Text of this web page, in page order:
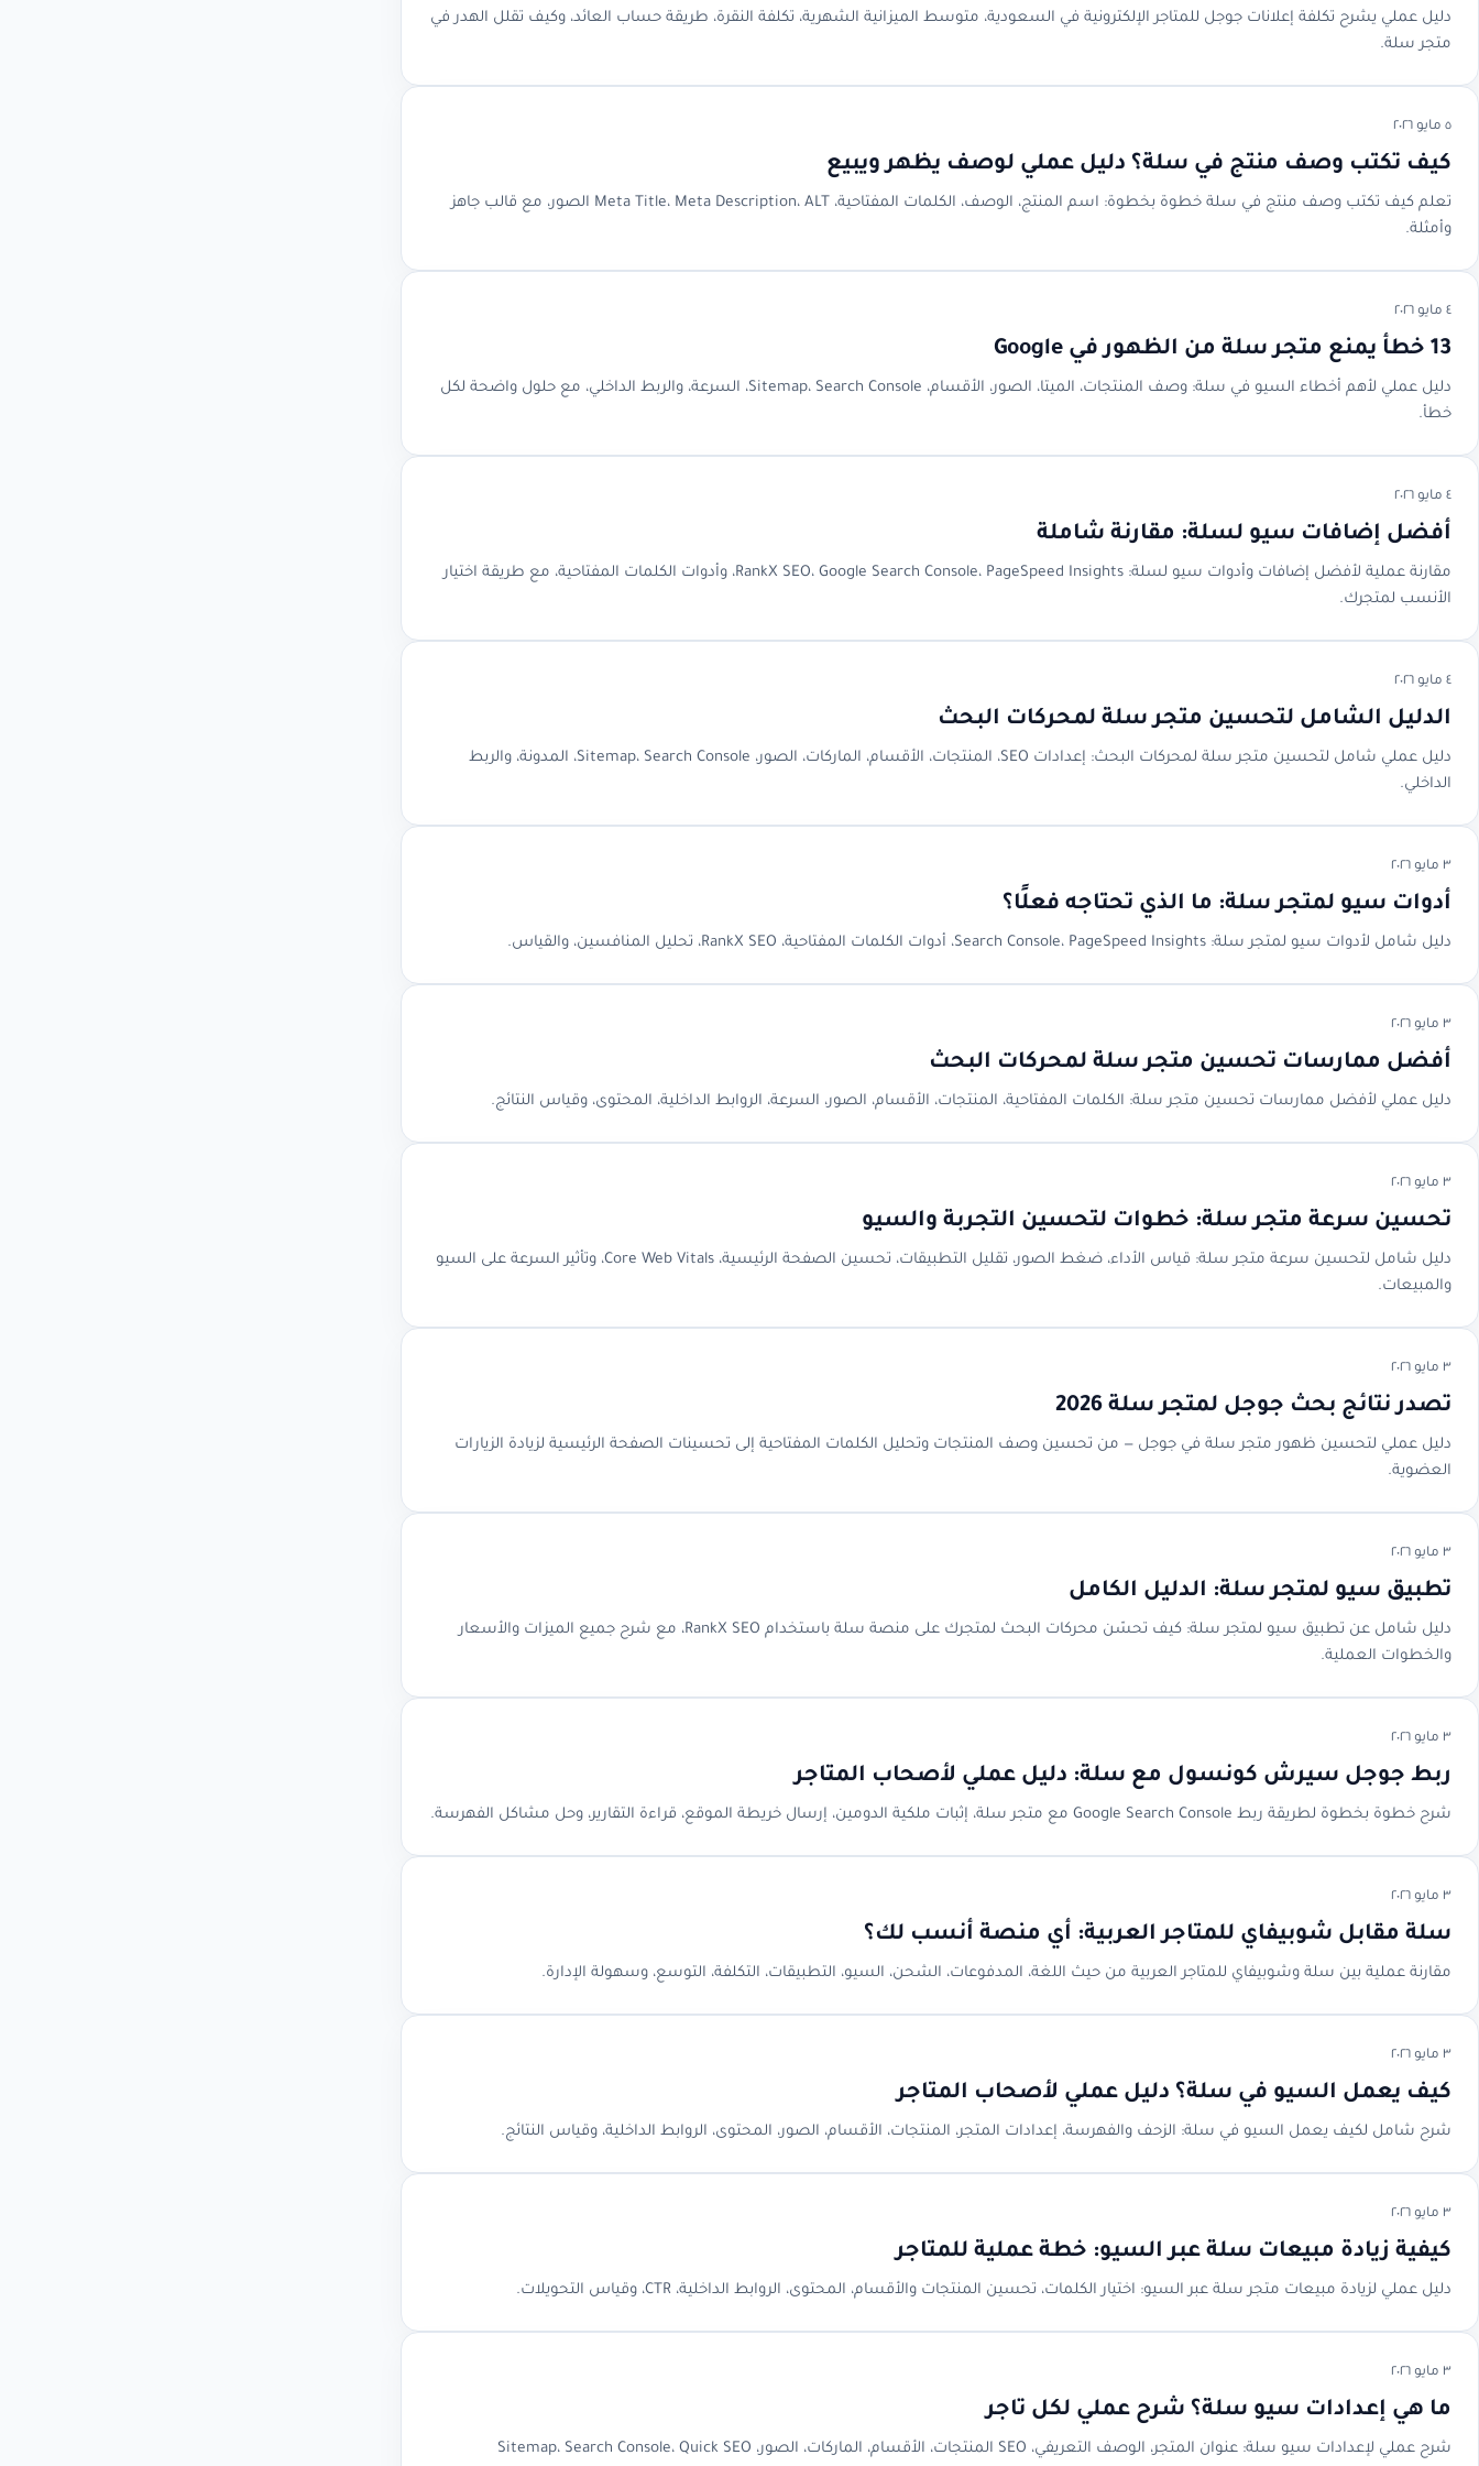
دليل عملي يشرح تكلفة إعلانات جوجل للمتاجر الإلكترونية في السعودية، متوسط الميزانية الشهرية، تكلفة النقرة، طريقة حساب العائد، وكيف تقلل الهدر في
متجر سلة.
٥ مايو ٢٠٢٦
كيف تكتب وصف منتج في سلة؟ دليل عملي لوصف يظهر ويبيع
تعلم كيف تكتب وصف منتج في سلة خطوة بخطوة: اسم المنتج، الوصف، الكلمات المفتاحية، Meta Title، Meta Description، ALT الصور، مع قالب جاهز
وأمثلة.
٤ مايو ٢٠٢٦
13 خطأ يمنع متجر سلة من الظهور في Google
دليل عملي لأهم أخطاء السيو في سلة: وصف المنتجات، الميتا، الصور، الأقسام، Sitemap، Search Console، السرعة، والربط الداخلي، مع حلول واضحة لكل
خطأ.
٤ مايو ٢٠٢٦
أفضل إضافات سيو لسلة: مقارنة شاملة
مقارنة عملية لأفضل إضافات وأدوات سيو لسلة: RankX SEO، Google Search Console، PageSpeed Insights، وأدوات الكلمات المفتاحية، مع طريقة اختيار
الأنسب لمتجرك.
٤ مايو ٢٠٢٦
الدليل الشامل لتحسين متجر سلة لمحركات البحث
دليل عملي شامل لتحسين متجر سلة لمحركات البحث: إعدادات SEO، المنتجات، الأقسام، الماركات، الصور، Sitemap، Search Console، المدونة، والربط
الداخلي.
٣ مايو ٢٠٢٦
أدوات سيو لمتجر سلة: ما الذي تحتاجه فعلًا؟
دليل شامل لأدوات سيو لمتجر سلة: Search Console، PageSpeed Insights، أدوات الكلمات المفتاحية، RankX SEO، تحليل المنافسين، والقياس.
٣ مايو ٢٠٢٦
أفضل ممارسات تحسين متجر سلة لمحركات البحث
دليل عملي لأفضل ممارسات تحسين متجر سلة: الكلمات المفتاحية، المنتجات، الأقسام، الصور، السرعة، الروابط الداخلية، المحتوى، وقياس النتائج.
٣ مايو ٢٠٢٦
تحسين سرعة متجر سلة: خطوات لتحسين التجربة والسيو
دليل شامل لتحسين سرعة متجر سلة: قياس الأداء، ضغط الصور، تقليل التطبيقات، تحسين الصفحة الرئيسية، Core Web Vitals، وتأثير السرعة على السيو
والمبيعات.
٣ مايو ٢٠٢٦
تصدر نتائج بحث جوجل لمتجر سلة 2026
دليل عملي لتحسين ظهور متجر سلة في جوجل — من تحسين وصف المنتجات وتحليل الكلمات المفتاحية إلى تحسينات الصفحة الرئيسية لزيادة الزيارات
العضوية.
٣ مايو ٢٠٢٦
تطبيق سيو لمتجر سلة: الدليل الكامل
دليل شامل عن تطبيق سيو لمتجر سلة: كيف تحسّن محركات البحث لمتجرك على منصة سلة باستخدام RankX SEO، مع شرح جميع الميزات والأسعار
والخطوات العملية.
٣ مايو ٢٠٢٦
ربط جوجل سيرش كونسول مع سلة: دليل عملي لأصحاب المتاجر
شرح خطوة بخطوة لطريقة ربط Google Search Console مع متجر سلة، إثبات ملكية الدومين، إرسال خريطة الموقع، قراءة التقارير، وحل مشاكل الفهرسة.
٣ مايو ٢٠٢٦
سلة مقابل شوبيفاي للمتاجر العربية: أي منصة أنسب لك؟
مقارنة عملية بين سلة وشوبيفاي للمتاجر العربية من حيث اللغة، المدفوعات، الشحن، السيو، التطبيقات، التكلفة، التوسع، وسهولة الإدارة.
٣ مايو ٢٠٢٦
كيف يعمل السيو في سلة؟ دليل عملي لأصحاب المتاجر
شرح شامل لكيف يعمل السيو في سلة: الزحف والفهرسة، إعدادات المتجر، المنتجات، الأقسام، الصور، المحتوى، الروابط الداخلية، وقياس النتائج.
٣ مايو ٢٠٢٦
كيفية زيادة مبيعات سلة عبر السيو: خطة عملية للمتاجر
دليل عملي لزيادة مبيعات متجر سلة عبر السيو: اختيار الكلمات، تحسين المنتجات والأقسام، المحتوى، الروابط الداخلية، CTR، وقياس التحويلات.
٣ مايو ٢٠٢٦
ما هي إعدادات سيو سلة؟ شرح عملي لكل تاجر
شرح عملي لإعدادات سيو سلة: عنوان المتجر، الوصف التعريفي، SEO المنتجات، الأقسام، الماركات، الصور، Sitemap، Search Console، Quick SEO